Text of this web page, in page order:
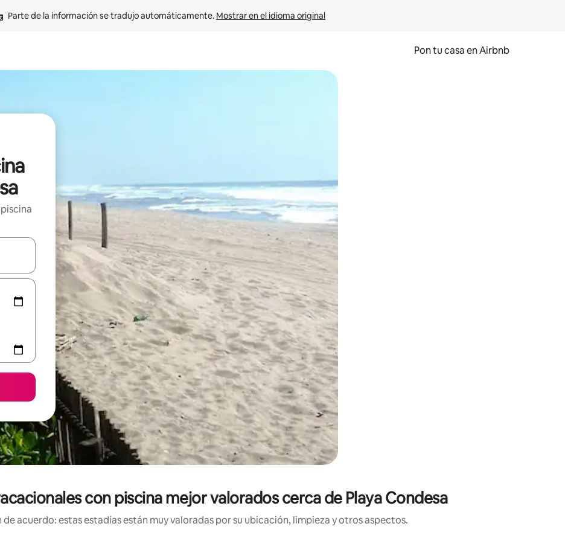
Parte de la información se tradujo automáticamente. Mostrar en el idioma original
Pon tu casa en Airbnb
con las teclas de flecha hacia arriba y hacia abajo o explora con el tacto o desliza el dedo.
con piscina mejor valorados cerca de Playa Condesa
de acuerdo: estas estadías están muy valoradas por su ubicación, limpieza y otros aspectos.